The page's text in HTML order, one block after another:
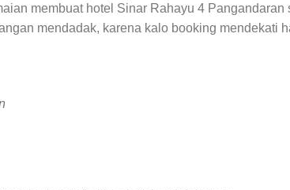
membuat hotel Sinar Rahayu 4
mendadak, karena kalo booking mendekati